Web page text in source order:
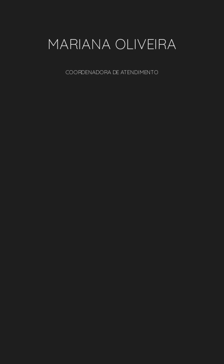
MARIANA OLIVEIRA
COORDENADORA DE ATENDIMENTO